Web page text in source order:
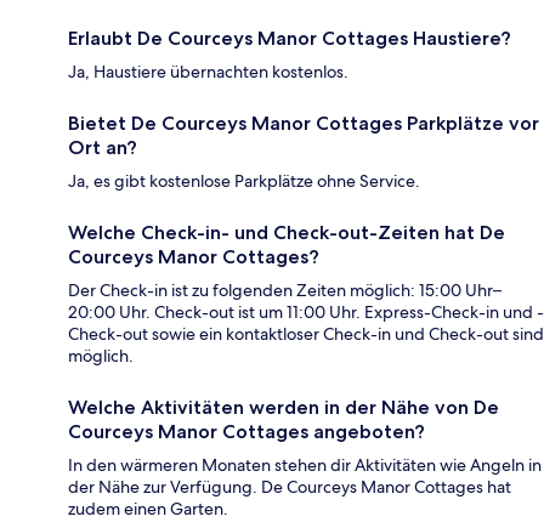
Erlaubt De Courceys Manor Cottages Haustiere?
Ja, Haustiere übernachten kostenlos.
Bietet De Courceys Manor Cottages Parkplätze vor
Ort an?
Ja, es gibt kostenlose Parkplätze ohne Service.
Welche Check-in- und Check-out-Zeiten hat De
Courceys Manor Cottages?
Der Check-in ist zu folgenden Zeiten möglich: 15:00 Uhr–
20:00 Uhr. Check-out ist um 11:00 Uhr. Express-Check-in und -
Check-out sowie ein kontaktloser Check-in und Check-out sind
möglich.
Welche Aktivitäten werden in der Nähe von De
Courceys Manor Cottages angeboten?
In den wärmeren Monaten stehen dir Aktivitäten wie Angeln in
der Nähe zur Verfügung. De Courceys Manor Cottages hat
zudem einen Garten.